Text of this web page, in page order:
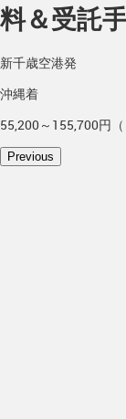
料＆受託
新千歳空港発
沖縄着
55,200～155,700円（
Previous